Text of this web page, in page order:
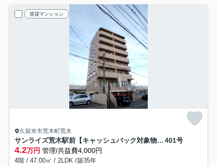
賃貸マンション
久留米市荒木町荒木
サンライズ荒木駅前【キャッシュバック対象物件】 401号
4.2万円 管理/共益費4,000円
4階 / 47.00㎡ / 2LDK /築35年